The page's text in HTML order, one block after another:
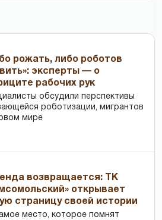
рожать, либо роботов
эксперты — о
рабочих рук
обсудили перспективы
роботизации, мигрантов
мире
возвращается: ТК
открывает
страницу своей истории
место, которое помнят